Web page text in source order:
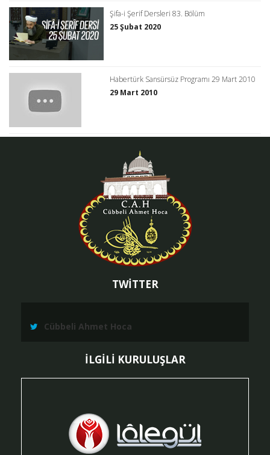
Şifa-i Şerif Dersleri 83. Bölüm
25 Şubat 2020
Habertürk Sansürsüz Programı 29 Mart 2010
29 Mart 2010
TWİTTER
Cübbeli Ahmet Hoca
İLGİLİ KURULUŞLAR